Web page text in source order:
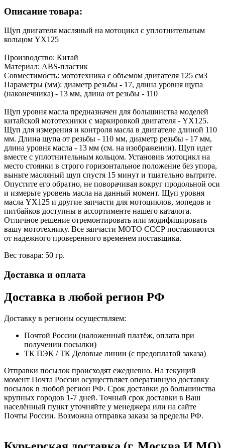
Описание товара:
Щуп двигателя масляный на мотоцикл с уплотнительным
кольцом YX125
Производство: Китай
Материал: ABS-пластик
Совместимость: мототехника с объемом двигателя 125 см3
Параметры (мм): диаметр резьбы - 17, длина уровня щупа
(наконечника) - 13 мм, длина от резьбы - 110
Щуп уровня масла предназначен для большинства моделей
китайской мототехники с маркировкой двигателя - YX125.
Щуп для измерения и контроля масла в двигателе длиной 110
мм. Длина щупа от резьбы - 110 мм, диаметр резьбы - 17 мм,
длина уровня масла - 13 мм (см. на изображении). Щуп идет
вместе с уплотнительным кольцом. Установив мотоцикл на
место стоянки в строго горизонтальное положение без упора,
выньте масляный щуп спустя 15 минут и тщательно вытрите.
Опустите его обратно, не поворачивая вокруг продольной оси
и измерьте уровень масла на данный момент. Щуп уровня
масла YX125 и другие запчасти для мотоциклов, мопедов и
питбайков доступны в ассортименте нашего каталога.
Отличное решение отремонтировать или модифицировать
вашу мототехнику. Все запчасти МОТО СССР поставляются
от надежного проверенного временем поставщика.
Вес товара: 50 гр.
Доставка и оплата
Доставка в любой регион РФ
Доставку в регионы осуществляем:
Почтой России (наложенный платёж, оплата при
получении посылки)
ТК ПЭК / ТК Деловые линии (с предоплатой заказа)
Отправки посылок происходят ежедневно. На текущий
момент Почта России осуществляет оперативную доставку
посылок в любой регион РФ. Срок доставки до большинства
крупных городов 1-7 дней. Точный срок доставки в Ваш
населённый пункт уточняйте у менеджера или на сайте
Почты России. Возможна отправка заказа за пределы РФ.